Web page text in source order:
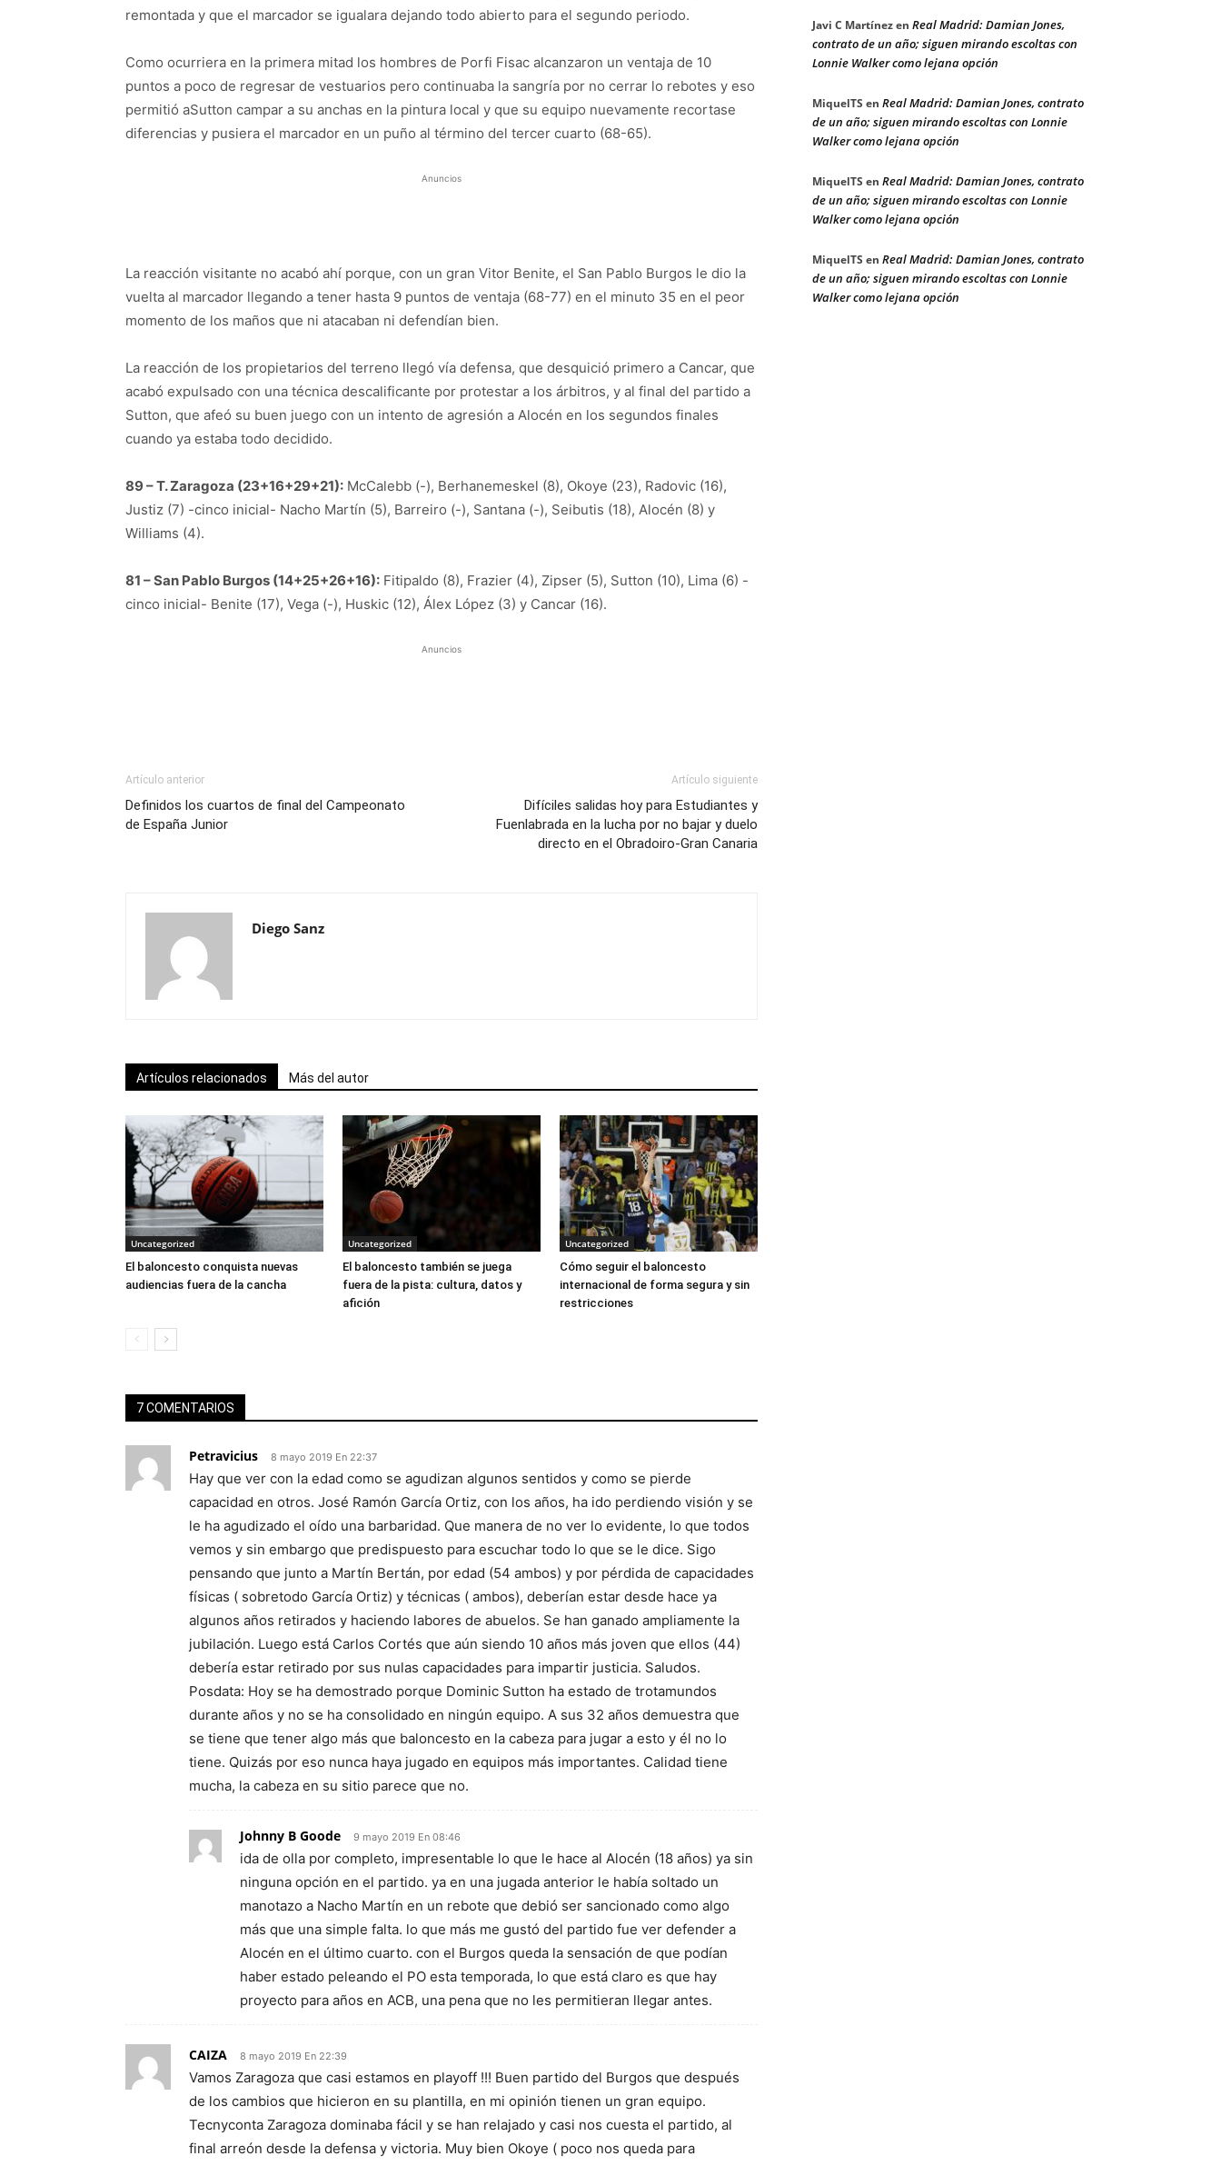
remontada y que el marcador se igualara dejando todo abierto para el segundo periodo.
Como ocurriera en la primera mitad los hombres de Porfi Fisac alcanzaron un ventaja de 10
puntos a poco de regresar de vestuarios pero continuaba la sangría por no cerrar lo rebotes y eso
permitió aSutton campar a su anchas en la pintura local y que su equipo nuevamente recortase
diferencias y pusiera el marcador en un puño al término del tercer cuarto (68-65).
Anuncios
La reacción visitante no acabó ahí porque, con un gran Vitor Benite, el San Pablo Burgos le dio la
vuelta al marcador llegando a tener hasta 9 puntos de ventaja (68-77) en el minuto 35 en el peor
momento de los maños que ni atacaban ni defendían bien.
La reacción de los propietarios del terreno llegó vía defensa, que desquició primero a Cancar, que
acabó expulsado con una técnica descalificante por protestar a los árbitros, y al final del partido a
Sutton, que afeó su buen juego con un intento de agresión a Alocén en los segundos finales
cuando ya estaba todo decidido.
89 – T. Zaragoza (23+16+29+21): McCalebb (-), Berhanemeskel (8), Okoye (23), Radovic (16),
Justiz (7) -cinco inicial- Nacho Martín (5), Barreiro (-), Santana (-), Seibutis (18), Alocén (8) y
Williams (4).
81 – San Pablo Burgos (14+25+26+16): Fitipaldo (8), Frazier (4), Zipser (5), Sutton (10), Lima (6) -
cinco inicial- Benite (17), Vega (-), Huskic (12), Álex López (3) y Cancar (16).
Anuncios
Artículo anterior
Definidos los cuartos de final del Campeonato
de España Junior
Artículo siguiente
Difíciles salidas hoy para Estudiantes y
Fuenlabrada en la lucha por no bajar y duelo
directo en el Obradoiro-Gran Canaria
Diego Sanz
Artículos relacionados Más del autor
Uncategorized
El baloncesto conquista nuevas
audiencias fuera de la cancha
Uncategorized
El baloncesto también se juega
fuera de la pista: cultura, datos y
afición
Uncategorized
Cómo seguir el baloncesto
internacional de forma segura y sin
restricciones
7 COMENTARIOS
Petravicius 8 mayo 2019 En 22:37
Hay que ver con la edad como se agudizan algunos sentidos y como se pierde
capacidad en otros. José Ramón García Ortiz, con los años, ha ido perdiendo visión y se
le ha agudizado el oído una barbaridad. Que manera de no ver lo evidente, lo que todos
vemos y sin embargo que predispuesto para escuchar todo lo que se le dice. Sigo
pensando que junto a Martín Bertán, por edad (54 ambos) y por pérdida de capacidades
físicas ( sobretodo García Ortiz) y técnicas ( ambos), deberían estar desde hace ya
algunos años retirados y haciendo labores de abuelos. Se han ganado ampliamente la
jubilación. Luego está Carlos Cortés que aún siendo 10 años más joven que ellos (44)
debería estar retirado por sus nulas capacidades para impartir justicia. Saludos.
Posdata: Hoy se ha demostrado porque Dominic Sutton ha estado de trotamundos
durante años y no se ha consolidado en ningún equipo. A sus 32 años demuestra que
se tiene que tener algo más que baloncesto en la cabeza para jugar a esto y él no lo
tiene. Quizás por eso nunca haya jugado en equipos más importantes. Calidad tiene
mucha, la cabeza en su sitio parece que no.
Johnny B Goode 9 mayo 2019 En 08:46
ida de olla por completo, impresentable lo que le hace al Alocén (18 años) ya sin
ninguna opción en el partido. ya en una jugada anterior le había soltado un
manotazo a Nacho Martín en un rebote que debió ser sancionado como algo
más que una simple falta. lo que más me gustó del partido fue ver defender a
Alocén en el último cuarto. con el Burgos queda la sensación de que podían
haber estado peleando el PO esta temporada, lo que está claro es que hay
proyecto para años en ACB, una pena que no les permitieran llegar antes.
CAIZA 8 mayo 2019 En 22:39
Vamos Zaragoza que casi estamos en playoff !!! Buen partido del Burgos que después
de los cambios que hicieron en su plantilla, en mi opinión tienen un gran equipo.
Tecnyconta Zaragoza dominaba fácil y se han relajado y casi nos cuesta el partido, al
final arreón desde la defensa y victoria. Muy bien Okoye ( poco nos queda para
Javi C Martínezen Real Madrid: Damian Jones,
contrato de un año; siguen mirando escoltas con
Lonnie Walker como lejana opción
MiquelTS en Real Madrid: Damian Jones, contrato
de un año; siguen mirando escoltas con Lonnie
Walker como lejana opción
MiquelTS en Real Madrid: Damian Jones, contrato
de un año; siguen mirando escoltas con Lonnie
Walker como lejana opción
MiquelTS en Real Madrid: Damian Jones, contrato
de un año; siguen mirando escoltas con Lonnie
Walker como lejana opción